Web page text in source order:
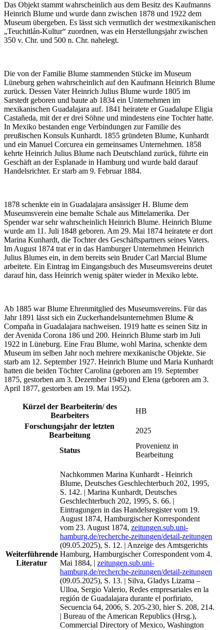
Das Objekt stammt wahrscheinlich aus dem Besitz des Kaufmanns
Heinrich Blume und wurde dann zwischen 1878 und 1922 dem
Museum übergeben. Es lässt sich vermutlich der westmexikanischen
„Teuchitlán-Kultur“ zuordnen, was ein Herstellungsjahr zwischen
350 v. Chr. und 500 n. Chr. nahelegt.
Die von der Familie Blume stammenden Stücke im Museum
Lüneburg gehen wahrscheinlich auf den Kaufmann Heinrich Blume
zurück. Dessen Vater Heinrich Julius Blume wurde 1805 im
Sarstedt geboren und baute ab 1834 ein Unternehmen im
mexikanischen Guadalajara auf. 1841 heiratete er Guadalupe Eligia
Castañeda, mit der er drei Söhne und mindestens eine Tochter hatte.
In Mexiko bestanden enge Verbindungen zur Familie des
preußischen Konsuls Kunhardt. 1855 gründeten Blume, Kunhardt
und ein Manuel Corcurea ein gemeinsames Unternehmen. 1858
kehrte Heinrich Julius Blume nach Deutschland zurück, führte ein
Geschäft an der Esplanade in Hamburg und wurde bald darauf
Handelsrichter. Er starb am 9. Februar 1884.
1878 schenkte ein in Guadalajara ansässiger H. Blume dem
Museumsverein eine bemalte Schale aus Mittelamerika. Der
Spender war sehr wahrscheinlich Heinrich Blume. Heinrich Blume
wurde am 11. Juli 1848 geboren. Am 29. Mai 1874 heiratete er dort
Marina Kunhardt, die Tochter des Geschäftspartners seines Vaters.
Im August 1874 trat er in das Hamburger Unternehmen Heinrich
Julius Blumes ein, in dem bereits sein Bruder Carl Marcial Blume
arbeitete. Ein Eintrag im Eingangsbuch des Museumsvereins deutet
darauf hin, dass Heinrich wenig später wieder in Mexiko lebte.
Ab 1885 war Blume Ehrenmitglied des Museumsvereins. Für das
Jahr 1891 lässt sich ein Zuckerhandelsunternehmen Blume &
Compaña in Guadalajara nachweisen. 1919 hatte es seinen Sitz in
der Avenida Corona 186 und 200. Heinrich Blume starb im Juli
1922 in Lüneburg. Eine Frau Blume, wohl Marina, schenkte dem
Museum im selben Jahr noch mehrere mexikanische Objekte. Sie
starb am 12. September 1927. Heinrich Blume und Maria Kunhardt
hatten die beiden Töchter Carolina (geboren am 19. September
1875, gestorben am 3. Dezember 1949) und Elena (geboren am 3.
April 1877, gestorben am 19. Mai 1952).
Kürzel der Bearbeiterin/ des
Bearbeiters
HB
Forschungsjahr der letzten
Bearbeitung
2025
Status
Provenienz in
Bearbeitung
Weiterführende
Literatur
Nachkommen Marina Kunhardt - Heinrich
Blume, Deutsches Geschlechterbuch 202, 1995,
S. 142. | Marina Kunhardt, Deutsches
Geschlechterbuch 202, 1995, S. 66. |
Eintragungen in das Handelsregister vom 19.
August 1874, Hamburgischer Korrespondent
vom 23. August 1874, zeitungen.sub.uni-
hamburg.de/recherche-zeitungen/detail-zeitungen
(09.05.2025), S. 12. | Anzeige des Amtsgerichts
Hamburg, Hamburgischer Correspondent vom 4.
Mai 1884, | zeitungen.sub.uni-
hamburg.de/recherche-zeitungen/detail-zeitungen
(09.05.2025), S. 13. | Silva, Gladys Lizama –
Ulloa, Sergio Valerio, Redes empresariales en la
región de Guadalajara durante el porfiriato,
Secuencia 64, 2006, S. 205-230, hier S. 208, 214.
| Bureau of the American Republics (Hrsg.),
Commercial Directory of Mexico, Washington